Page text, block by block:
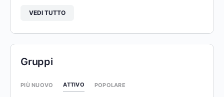
VEDI TUTTO
Gruppi
PIÙ NUOVO ATTIVO POPOLARE